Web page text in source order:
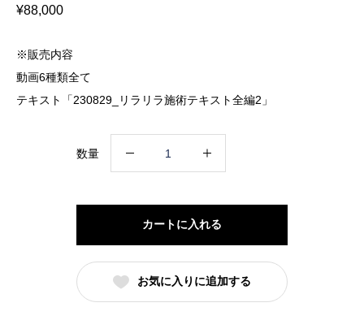
¥88,000
※販売内容
動画6種類全て
テキスト「230829_リラリラ施術テキスト全編2」
数量
カートに入れる
お気に入りに追加する